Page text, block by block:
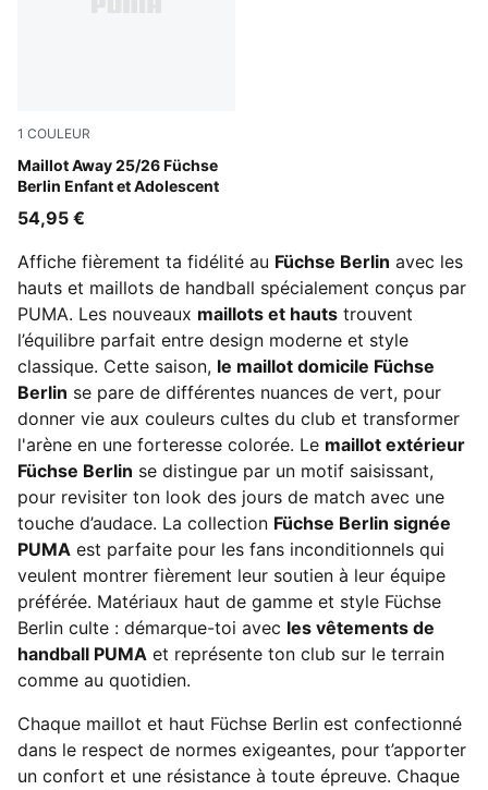
1 COULEUR
Maillot Away 25/26 Füchse
Berlin Enfant et Adolescent
PUMA Black-Fresh Mint
54,95 €
Affiche fièrement ta fidélité au Füchse Berlin avec les
hauts et maillots de handball spécialement conçus par
PUMA. Les nouveaux maillots et hauts trouvent
l’équilibre parfait entre design moderne et style
classique. Cette saison, le maillot domicile Füchse
Berlin se pare de différentes nuances de vert, pour
donner vie aux couleurs cultes du club et transformer
l'arène en une forteresse colorée. Le maillot extérieur
Füchse Berlin se distingue par un motif saisissant,
pour revisiter ton look des jours de match avec une
touche d’audace. La collection Füchse Berlin signée
PUMA est parfaite pour les fans inconditionnels qui
veulent montrer fièrement leur soutien à leur équipe
préférée. Matériaux haut de gamme et style Füchse
Berlin culte : démarque-toi avec les vêtements de
handball PUMA et représente ton club sur le terrain
comme au quotidien.
Chaque maillot et haut Füchse Berlin est confectionné
dans le respect de normes exigeantes, pour t’apporter
un confort et une résistance à toute épreuve. Chaque